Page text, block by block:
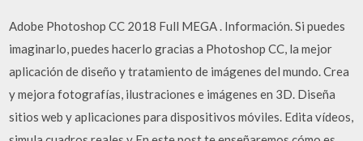
Adobe Photoshop CC 2018 Full MEGA . Información. Si puedes
imaginarlo, puedes hacerlo gracias a Photoshop CC, la mejor
aplicación de diseño y tratamiento de imágenes del mundo. Crea
y mejora fotografías, ilustraciones e imágenes en 3D. Diseña
sitios web y aplicaciones para dispositivos móviles. Edita vídeos,